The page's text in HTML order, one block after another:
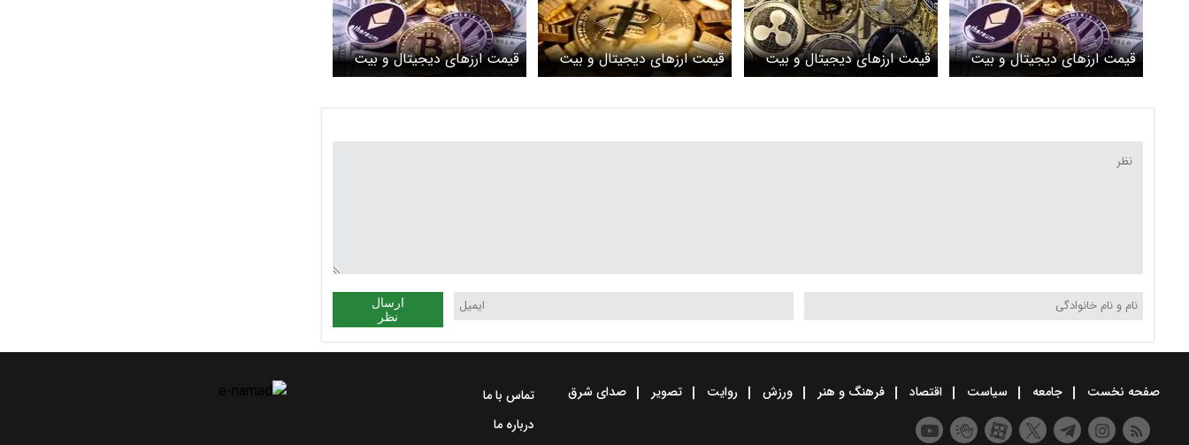
قیمت ارز‌های دیجیتال و بیت
کوین امروز یکشنبه ۳ خرداد
قیمت ارز‌های دیجیتال و بیت
کوین امروز شنبه ۲ خرداد ۱۴۰۵
قیمت ارز‌های دیجیتال و بیت
کوین امروز جمعه ۱ خرداد ۱۴۰۵
قیمت ارز‌های دیجیتال و بیت
کوین امروز چهارشنبه ۳۰
ارسال
نظر
صفحه نخست جامعه سیاست اقتصاد فرهنگ و هنر ورزش روایت تصویر صدای شرق
تماس با ما
درباره ما